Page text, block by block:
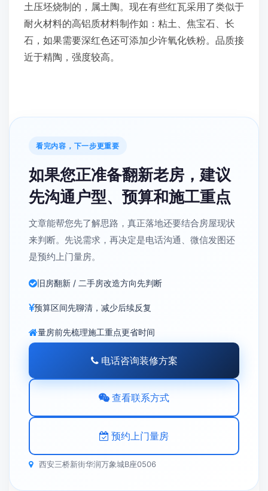
土压坯烧制的，属土陶。现在有些红瓦采用了类似于
耐火材料的高铝质材料制作如：粘土、焦宝石、长
石，如果需要深红色还可添加少许氧化铁粉。品质接
近于精陶，强度较高。
看完内容，下一步更重要
如果您正准备翻新老房，建议
先沟通户型、预算和施工重点
文章能帮您先了解思路，真正落地还要结合房屋现状
来判断。先说需求，再决定是电话沟通、微信发图还
是预约上门量房。
旧房翻新 / 二手房改造方向先判断
预算区间先聊清，减少后续反复
量房前先梳理施工重点更省时间
电话咨询装修方案
查看联系方式
预约上门量房
西安三桥新街华润万象城B座0506